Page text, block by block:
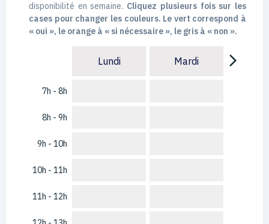
disponibilité en semaine. Cliquez plusieurs fois sur les
cases pour changer les couleurs. Le vert correspond à
« oui », le orange à « si nécessaire », le gris à « non ».
7h - 8h
8h - 9h
9h - 10h
10h - 11h
11h - 12h
Lundi Mardi arrow_forward_ios